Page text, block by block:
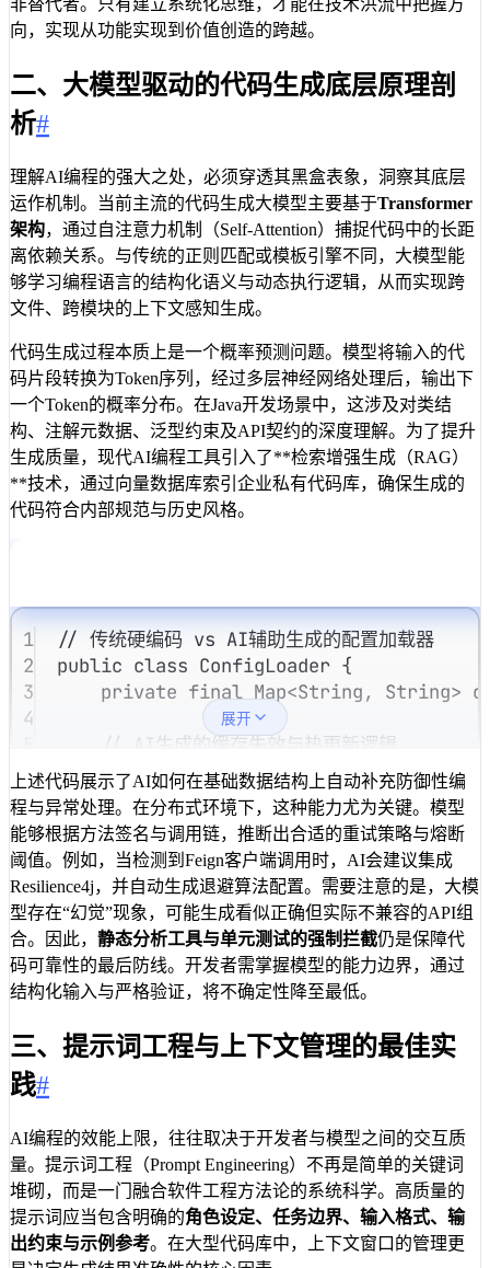
非替代者。只有建立系统化思维，才能在技术洪流中把握方
向，实现从功能实现到价值创造的跨越。
二、大模型驱动的代码生成底层原理剖
析#
理解AI编程的强大之处，必须穿透其黑盒表象，洞察其底层
运作机制。当前主流的代码生成大模型主要基于Transformer
架构，通过自注意力机制（Self-Attention）捕捉代码中的长距
离依赖关系。与传统的正则匹配或模板引擎不同，大模型能
够学习编程语言的结构化语义与动态执行逻辑，从而实现跨
文件、跨模块的上下文感知生成。
代码生成过程本质上是一个概率预测问题。模型将输入的代
码片段转换为Token序列，经过多层神经网络处理后，输出下
一个Token的概率分布。在Java开发场景中，这涉及对类结
构、注解元数据、泛型约束及API契约的深度理解。为了提升
生成质量，现代AI编程工具引入了**检索增强生成（RAG）
**技术，通过向量数据库索引企业私有代码库，确保生成的
代码符合内部规范与历史风格。
1
// 传统硬编码 vs AI辅助生成的配置加载器
2
public class ConfigLoader {
3
private final Map<String, String>
4
// AI生成的缓存失效与热更新逻辑
6
public String getOrLoad(String key
7
return cache.computeIfAbsent
8
try {
9
return loader.get();
10
} catch (Exception e) {
11
log.warn("Config load
12
return System.
13
}
14
});
15
}
16
}
展开
上述代码展示了AI如何在基础数据结构上自动补充防御性编
程与异常处理。在分布式环境下，这种能力尤为关键。模型
能够根据方法签名与调用链，推断出合适的重试策略与熔断
阈值。例如，当检测到Feign客户端调用时，AI会建议集成
Resilience4j，并自动生成退避算法配置。需要注意的是，大模
型存在“幻觉”现象，可能生成看似正确但实际不兼容的API组
合。因此， 静态分析工具与单元测试的强制拦截仍是保障代
码可靠性的最后防线。开发者需掌握模型的能力边界，通过
结构化输入与严格验证，将不确定性降至最低。
三、提示词工程与上下文管理的最佳实
践#
AI编程的效能上限，往往取决于开发者与模型之间的交互质
量。提示词工程（Prompt Engineering）不再是简单的关键词
堆砌，而是一门融合软件工程方法论的系统科学。高质量的
提示词应当包含明确的角色设定、任务边界、输入格式、输
出约束与示例参考。在大型代码库中，上下文窗口的管理更